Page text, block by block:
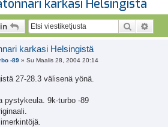
karkasi Helsingistä
Etsi
karkasi Helsingistä
-89» Su Maalis 28, 2004 20:14
27-28.3 välisenä yönä.
pystykeula. 9k-turbo -89